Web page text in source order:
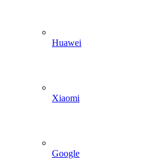
Huawei
Xiaomi
Google